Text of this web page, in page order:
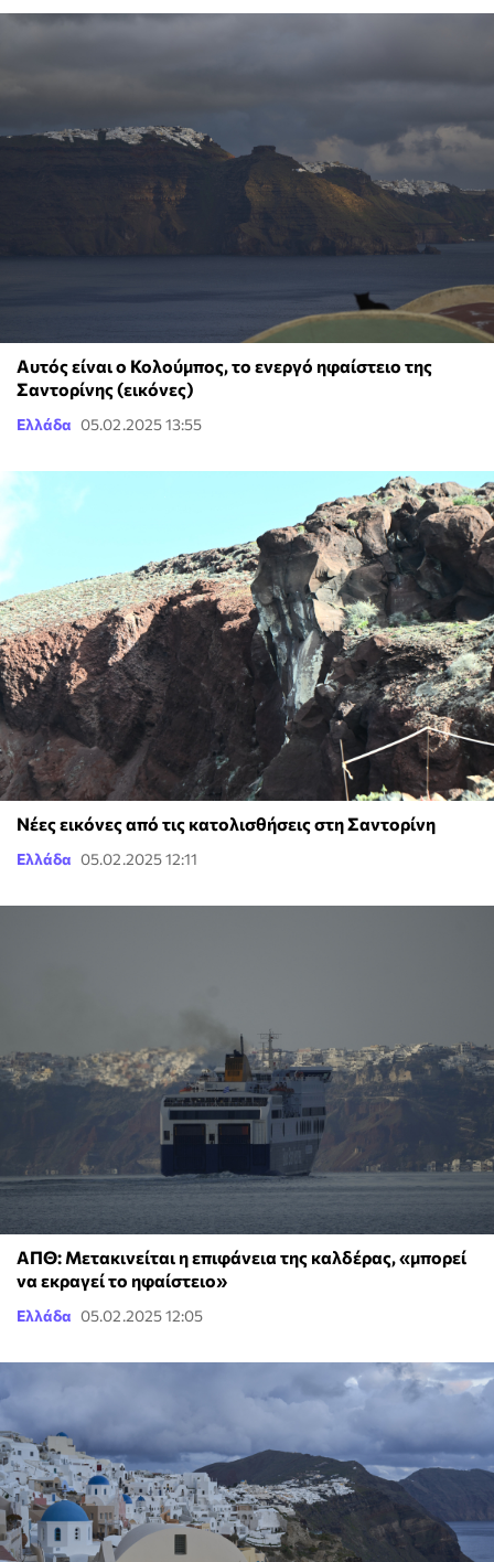
Αυτός είναι ο Κολούμπος, το ενεργό ηφαίστειο της
Σαντορίνης (εικόνες)
Ελλάδα 05.02.2025 13:55
Νέες εικόνες από τις κατολισθήσεις στη Σαντορίνη
Ελλάδα 05.02.2025 12:11
ΑΠΘ: Μετακινείται η επιφάνεια της καλδέρας, «μπορεί
να εκραγεί το ηφαίστειο»
Ελλάδα 05.02.2025 12:05